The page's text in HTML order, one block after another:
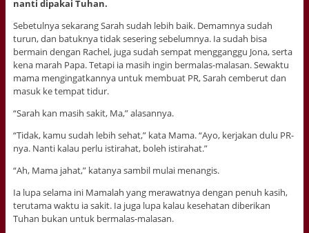
nanti dipakai Tuhan.
Sebetulnya sekarang Sarah sudah lebih baik. Demamnya sudah
turun, dan batuknya tidak sesering sebelumnya. Ia sudah bisa
bermain dengan Rachel, juga sudah sempat mengganggu Jona, serta
kena marah Papa. Tetapi ia masih ingin bermalas-malasan. Sewaktu
mama mengingatkannya untuk membuat PR, Sarah cemberut dan
masuk ke tempat tidur.
“Sarah kan masih sakit, Ma,” alasannya.
“Tidak, kamu sudah lebih sehat,” kata Mama. “Ayo, kerjakan dulu PR-
nya. Nanti kalau perlu istirahat, boleh istirahat.”
“Ah, Mama jahat,” katanya sambil mulai menangis.
Ia lupa selama ini Mamalah yang merawatnya dengan penuh kasih,
terutama waktu ia sakit. Ia juga lupa kalau kesehatan diberikan
Tuhan bukan untuk bermalas-malasan.